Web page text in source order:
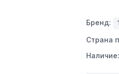
Бренд:
Страна
Наличие: